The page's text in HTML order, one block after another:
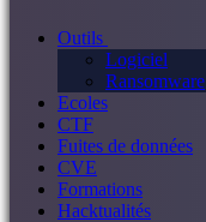
Outils
Logiciel
Ransomware
Ecoles
CTF
Fuites de données
CVE
Formations
Hacktualités